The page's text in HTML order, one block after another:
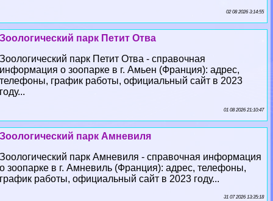
02 08 2026 3:14:55
Зоологический парк Петит Отва
Зоологический парк Петит Отва - справочная
информация о зоопарке в г. Амьен (Франция): адрес,
телефоны, график работы, официальный сайт в 2023
году...
01 08 2026 21:10:47
Зоологический парк Амневиля
Зоологический парк Амневиля - справочная информация
о зоопарке в г. Амневиль (Франция): адрес, телефоны,
график работы, официальный сайт в 2023 году...
31 07 2026 13:35:18